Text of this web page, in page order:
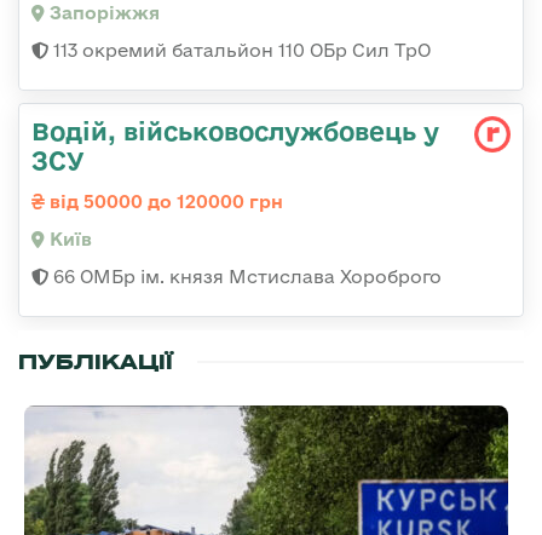
Запоріжжя
113 окремий батальйон 110 ОБр Сил ТрО
Водій, військовослужбовець у
ЗСУ
від 50000 до 120000 грн
Київ
66 ОМБр ім. князя Мстислава Хороброго
ПУБЛІКАЦІЇ